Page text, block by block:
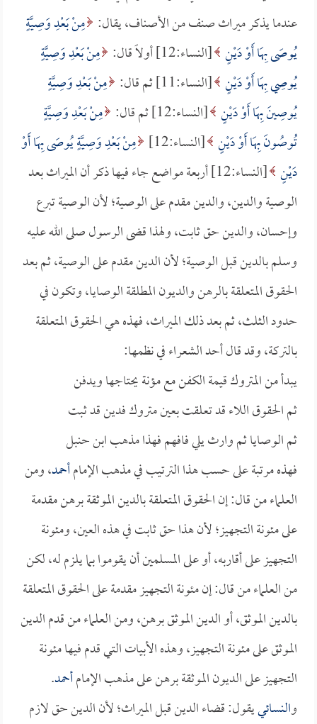
عندما يذكر ميراث صنف من الأصناف، يقال: مِنْ بَعْدِ وَصِيَّةٍ
يُوصَى بِهَا أَوْ دَيْنٍ [النساء:12] أولاً قال:
مِنْ بَعْدِ وَصِيَّةٍ
يُوصِي بِهَا أَوْ دَيْنٍ [النساء:11] ثم قال:
مِنْ بَعْدِ وَصِيَّةٍ
يُوصِينَ بِهَا أَوْ دَيْنٍ [النساء:12] ثم قال:
مِنْ بَعْدِ وَصِيَّةٍ
تُوصُونَ بِهَا أَوْ دَيْنٍ [النساء:12]
مِنْ بَعْدِ وَصِيَّةٍ يُوصَى بِهَا أَوْ
دَيْنٍ
[النساء:12] أربعة مواضع جاء فيها ذكر أن الميراث بعد
الوصية والدين، والدين مقدم على الوصية؛ لأن الوصية تبرع
وإحسان، والدين حق ثابت، ولهذا قضى الرسول صلى الله عليه
وسلم بالدين قبل الوصية؛ لأن الدين مقدم على الوصية، ثم بعد
الحقوق المتعلقة بالرهن والديون المطلقة الوصايا، وتكون في
حدود الثلث، ثم بعد ذلك الميراث، فهذه هي الحقوق المتعلقة
بالتركة، وقد قال أحد الشعراء في نظمها:
يبدأ من المتروك قيمة الكفن مع مؤنة يحتاجها ويدفن
ثم الحقوق اللاء قد تعلقت بعين متروك فدين قد ثبت
ثم الوصايا ثم وارث يلي فافهم فهذا مذهب ابن حنبل
فهذه مرتبة على حسب هذا الترتيب في مذهب الإمامأحمد، ومن
العلماء من قال: إن الحقوق المتعلقة بالدين الموثقة برهن مقدمة
على مئونة التجهيز؛ لأن هذا حق ثابت في هذه العين، ومئونة
التجهيز على أقاربه، أو على المسلمين أن يقوموا بما يلزم له، لكن
من العلماء من قال: إن مئونة التجهيز مقدمة على الحقوق المتعلقة
بالدين الموثق، أو الدين الموثق برهن، ومن العلماء من قدم الدين
الموثق على مئونة التجهيز، وهذه الأبيات التي قدم فيها مئونة
التجهيز على الديون الموثقة برهن على مذهب الإمامأحمد.
والنسائييقول: قضاء الدين قبل الميراث؛ لأن الدين حق لازم